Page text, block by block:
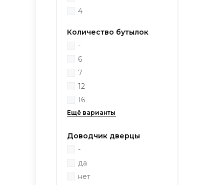
4
Количество бутылок
-
6
7
12
16
Доводчик дверцы
-
да
нет